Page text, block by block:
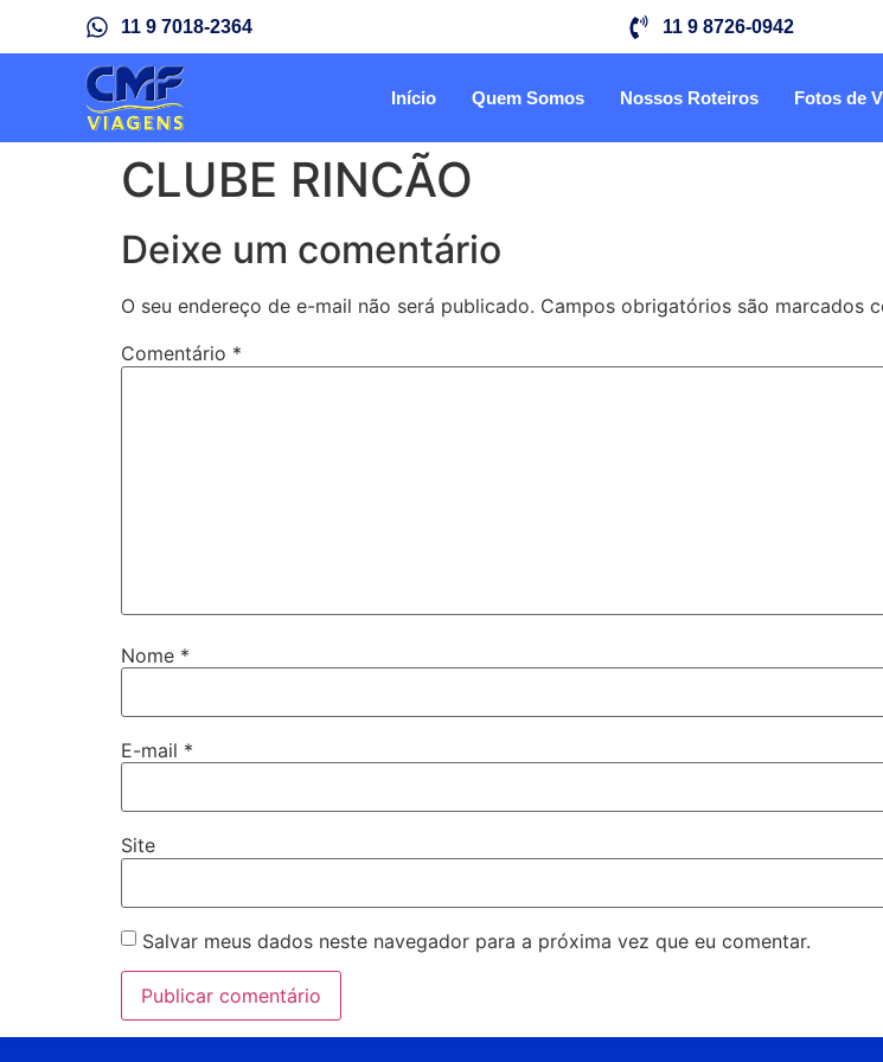
11 9 7018-2364 11 9 8726-0942
Início Quem Somos Nossos Roteiros Fotos de
CLUBE RINCÃO
Deixe um comentário
O seu endereço de e-mail não será publicado. Campos obrigatórios são marcados
Comentário *
Nome *
E-mail *
Site
Salvar meus dados neste navegador para a próxima vez que eu comentar.